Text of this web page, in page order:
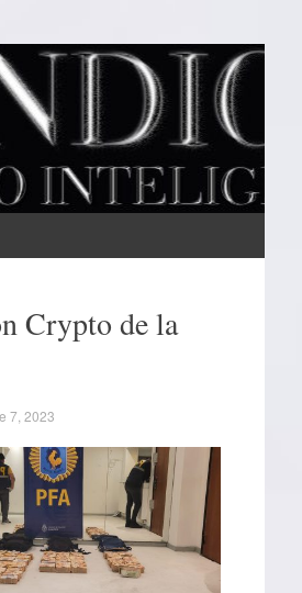
Crypto de la
7, 2023